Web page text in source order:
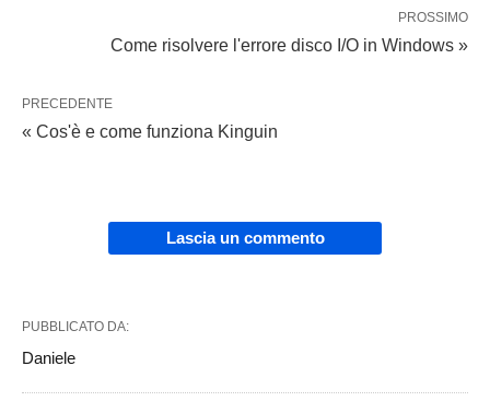
PROSSIMO
Come risolvere l'errore disco I/O in Windows »
PRECEDENTE
« Cos'è e come funziona Kinguin
Lascia un commento
PUBBLICATO DA:
Daniele